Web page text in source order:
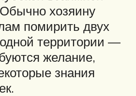
хозяину
помирить двух
территории —
желание,
знания